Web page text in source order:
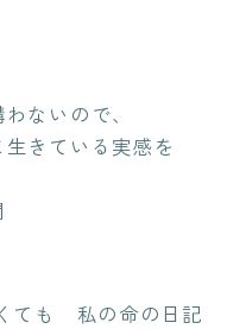
ないので、
きている実感を
ても 私の命の日記